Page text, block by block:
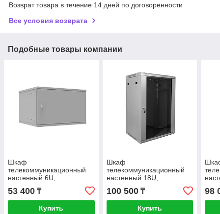
Возврат товара в течение 14 дней по договоренности
Все условия возврата
Подобные товары компании
Шкаф
телекоммуникационный
настенный 6U,
523х450х332мм серия
LITE (металлическая
дверь)
53 400 ₸
Купить
Шкаф
телекоммуникационный
настенный 18U,
600х450х901 (ШхГхВ)
100 500₸
Купить
98